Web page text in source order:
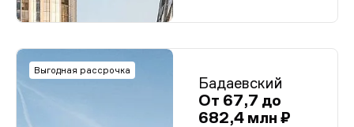
Выгодная рассрочка
Бадаевский
От 67,7 до
682,4 млн ₽